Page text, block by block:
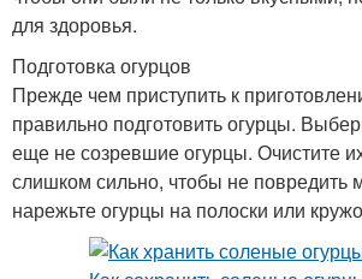
для здоровья.
Подготовка огурцов
Прежде чем приступить к
правильно подготовить огурцы.
еще не созревшие огурцы. Очистите
слишком сильно, чтобы не повредить
нарежьте огурцы на полоски или